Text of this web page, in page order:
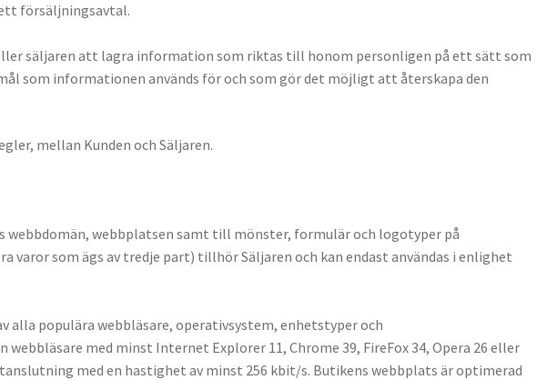
försäljningsavtal.
säljaren att lagra information som riktas till honom personligen på ett sätt som
som informationen används för och som gör det möjligt att återskapa den
mellan Kunden och Säljaren.
webbplatsen samt till mönster, formulär och logotyper på
som ägs av tredje part) tillhör Säljaren och kan endast användas i enlighet
alla populära webbläsare, operativsystem, enhetstyper och
med minst Internet Explorer 11, Chrome 39, FireFox 34, Opera 26 eller
med en hastighet av minst 256 kbit/s. Butikens webbplats är optimerad